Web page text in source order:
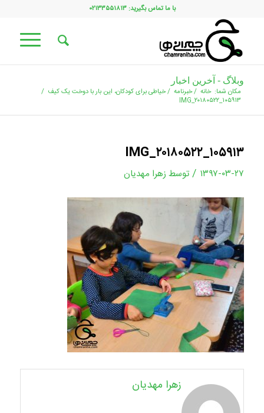
با ما تماس بگیرید: ۰۲۱۳۳۵۵۱۸۱۳
وبلاگ - آخرین اخبار
مکان شما: خانه /خبرنامه /خیاطی برای کودکان، این بار با دوخت یک کیف /
IMG_۲۰۱۸۰۵۲۲_۱۰۵۹۱۳
IMG_۲۰۱۸۰۵۲۲_۱۰۵۹۱۳
۱۳۹۷-۰۳-۲۷ / توسط زهرا مهدیان
زهرا مهدیان